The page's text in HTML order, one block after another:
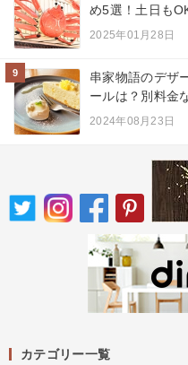
め5選！土日も
2025年01月28日
9
串家物語のデザ
ールは？別料金
2024年08月23日
カテゴリー一覧